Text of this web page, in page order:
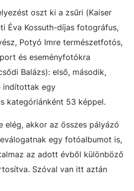
oszt ki a zsűri (Kaiser
Éva Kossuth-díjas fotográfus,
Potyó Imre természetfotós,
és eseményfotókra
Balázs): első, második,
indítottak egy
kategóriánként 53 képpel.
elég, akkor az összes pályázó
egy fotóalbumot is,
az adott évből különböző
Szóval van itt aztán